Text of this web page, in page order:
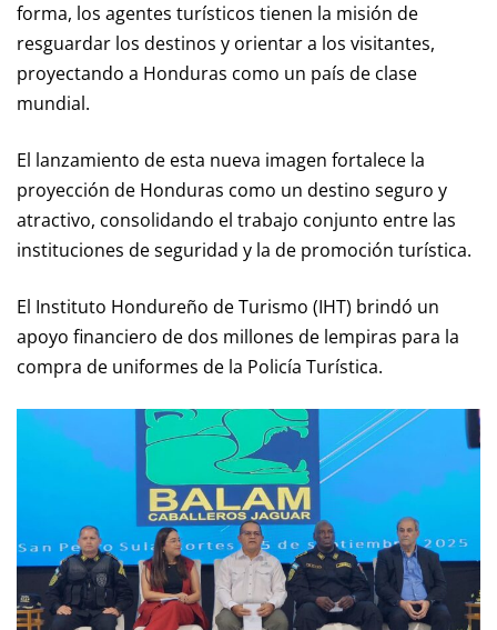
forma, los agentes turísticos tienen la misión de
resguardar los destinos y orientar a los visitantes,
proyectando a Honduras como un país de clase
mundial.
El lanzamiento de esta nueva imagen fortalece la
proyección de Honduras como un destino seguro y
atractivo, consolidando el trabajo conjunto entre las
instituciones de seguridad y la de promoción turística.
El Instituto Hondureño de Turismo (IHT) brindó un
apoyo financiero de dos millones de lempiras para la
compra de uniformes de la Policía Turística.